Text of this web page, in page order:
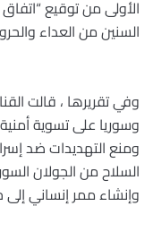
الأولى من توقيع
السنين من العداء
وفي تقريرها ، قالت
وسوريا على تسوية
ومنع التهديدات ضد
السلاح من الجولان
وإنشاء ممر إنساني إلى